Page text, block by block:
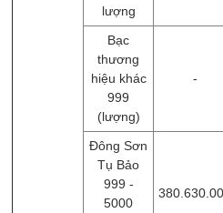
lượng
Bạc
thương
hiệu khác
999
(lượng)
-
Đông Sơn
Tụ Bảo
999 -
5000